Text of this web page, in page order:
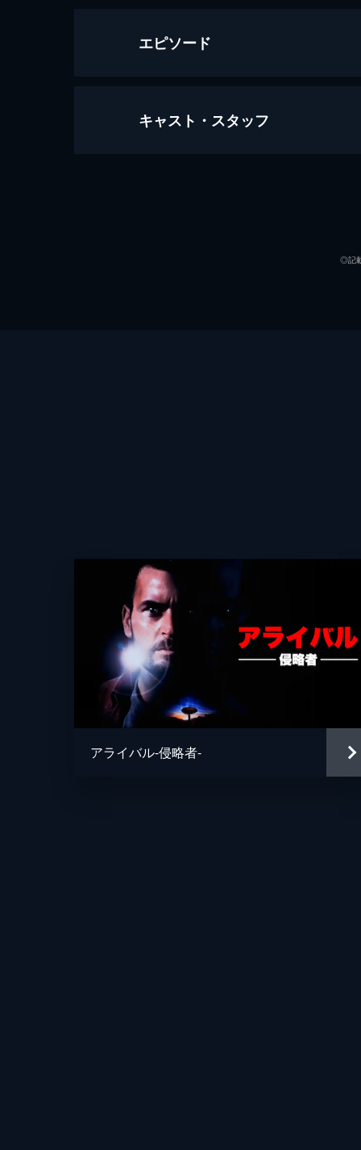
エピソード
アライバル2
キャスト・スタッフ
◎記
アライバル-侵略者-